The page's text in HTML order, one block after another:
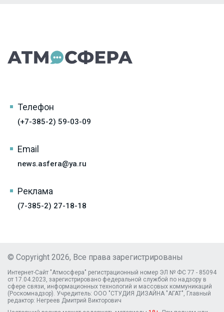
Телефон
(+7-385-2) 59-03-09
Email
news.asfera@ya.ru
Реклама
(7-385-2) 27-18-18
© Copyright 2026, Все права зарегистрированы
Интернет-Сайт "Атмосфера" регистрационный номер ЭЛ № ФС 77 - 85094
от 17.04.2023, зарегистрировано федеральной службой по надзору в
сфере связи, информационных технологий и массовых коммуникаций
(Роскомнадзор). Учредитель: ООО "СТУДИЯ ДИЗАЙНА "АГАТ", Главный
редактор: Негреев Дмитрий Викторович